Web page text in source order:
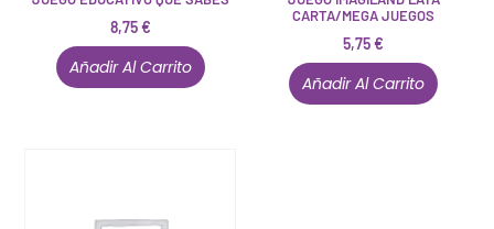
8,75€
Añadir Al Carrito
CARTA/MEGA JUEGOS
5,75€
Añadir Al Carrito